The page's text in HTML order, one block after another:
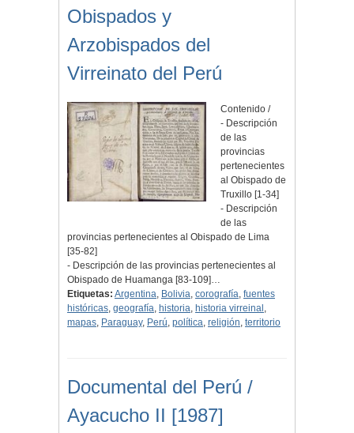
Obispados y
Arzobispados del
Virreinato del Perú
Contenido /
- Descripción
de las
provincias
pertenecientes
al Obispado de
Truxillo [1-34]
- Descripción
de las
provincias pertenecientes al Obispado de Lima
[35-82]
- Descripción de las provincias pertenecientes al
Obispado de Huamanga [83-109]…
Etiquetas: Argentina, Bolivia, corografía, fuentes
históricas, geografía, historia, historia virreinal ,
mapas, Paraguay, Perú, política, religión, territorio
Documental del Perú /
Ayacucho II [1987]